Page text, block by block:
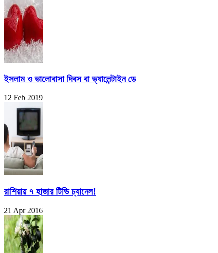
ইসলাম ও ভালোবাসা দিবস বা ভ্যালেন্টাইন ডে
12 Feb 2019
রাশিয়ায় ৭ হাজার টিভি চ্যানেল!
21 Apr 2016